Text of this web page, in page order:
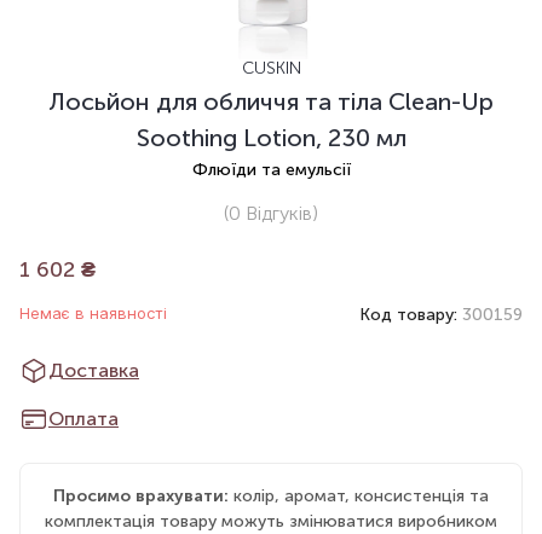
CUSKIN
Лосьйон для обличчя та тіла Clean-Up
Soothing Lotion, 230 мл
Флюїди та емульсії
(0 Відгуків)
1 602 ₴
Немає в наявності Код товару: 300159
Доставка
Оплата
Просимо врахувати: колір, аромат, консистенція та
комплектація товару можуть змінюватися виробником